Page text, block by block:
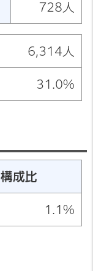
728人
6,314人
31.0%
構成比
1.1%